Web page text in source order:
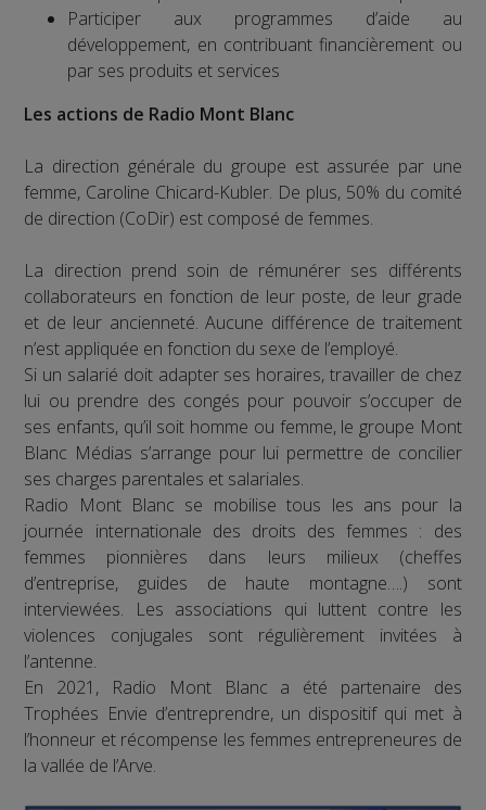
Participer aux programmes d’aide au
développement, en contribuant financièrement ou
par ses produits et services
Les actions de Radio Mont Blanc
La direction générale du groupe est assurée par une
femme, Caroline Chicard-Kubler. De plus, 50% du comité
de direction (CoDir) est composé de femmes.
La direction prend soin de rémunérer ses différents
collaborateurs en fonction de leur poste, de leur grade
et de leur ancienneté. Aucune différence de traitement
n’est appliquée en fonction du sexe de l’employé.
Si un salarié doit adapter ses horaires, travailler de chez
lui ou prendre des congés pour pouvoir s’occuper de
ses enfants, qu’il soit homme ou femme, le groupe Mont
Blanc Médias s’arrange pour lui permettre de concilier
ses charges parentales et salariales.
Radio Mont Blanc se mobilise tous les ans pour la
journée internationale des droits des femmes : des
femmes pionnières dans leurs milieux (cheffes
d’entreprise, guides de haute montagne….) sont
interviewées. Les associations qui luttent contre les
violences conjugales sont régulièrement invitées à
l’antenne.
En 2021, Radio Mont Blanc a été partenaire des
Trophées Envie d’entreprendre, un dispositif qui met à
l’honneur et récompense les femmes entrepreneures de
la vallée de l’Arve.